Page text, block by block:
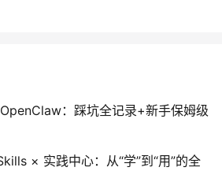
：踩坑全记录+新手保姆级
× 实践中心：从“学”到“用”的全